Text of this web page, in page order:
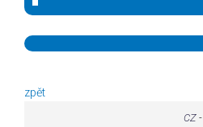
zpět
CZ-